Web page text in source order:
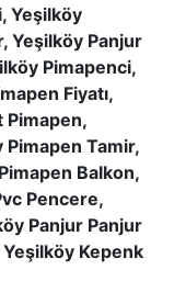
Yeşilköy
Yeşilköy Panjur
Pimapenci,
Fiyatı,
Pimapen,
Pimapen Tamir,
Balkon,
Pencere,
Panjur Panjur
Kepenk